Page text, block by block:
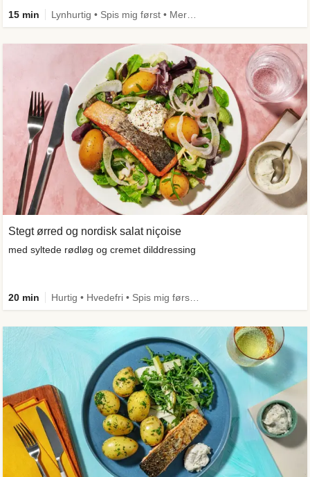
15 min
Stegt ørred og nordisk salat niçoise
med syltede rødløg og cremet dilddressing
20 min